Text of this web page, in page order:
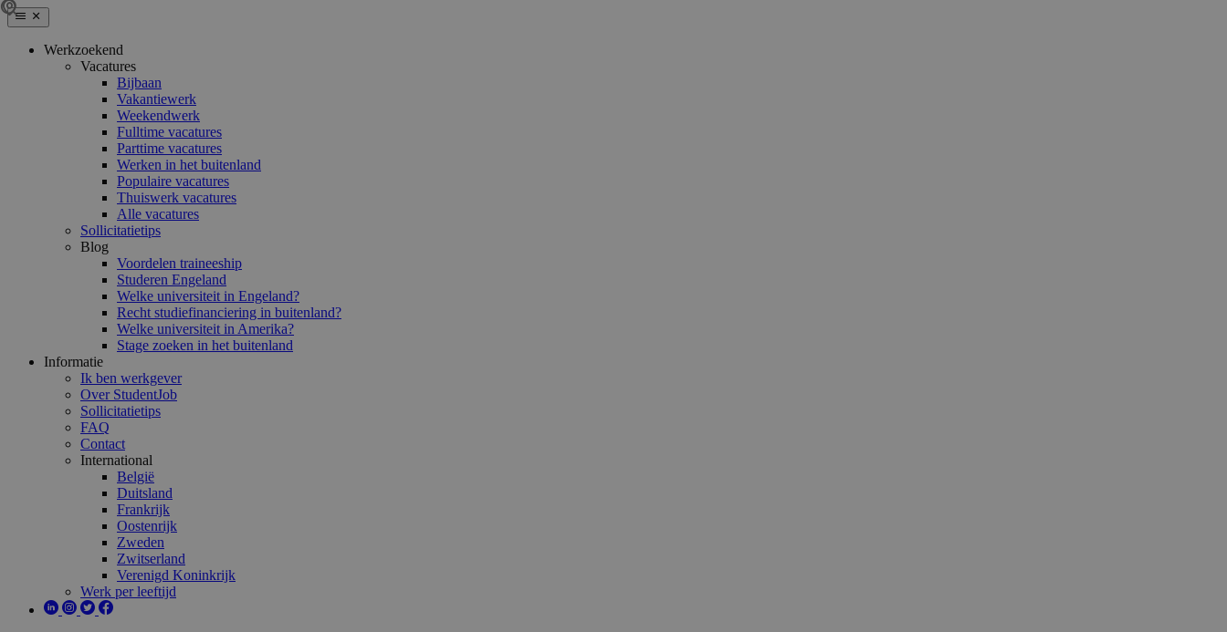
Werkzoekend
Vacatures
Bijbaan
Vakantiewerk
Weekendwerk
Fulltime vacatures
Parttime vacatures
Werken in het buitenland
Populaire vacatures
Thuiswerk vacatures
Alle vacatures
Sollicitatietips
Blog
Voordelen traineeship
Studeren Engeland
Welke universiteit in Engeland?
Recht studiefinanciering in buitenland?
Welke universiteit in Amerika?
Stage zoeken in het buitenland
Informatie
Ik ben werkgever
Over StudentJob
Sollicitatietips
FAQ
Contact
International
België
Duitsland
Frankrijk
Oostenrijk
Zweden
Zwitserland
Verenigd Koninkrijk
Werk per leeftijd